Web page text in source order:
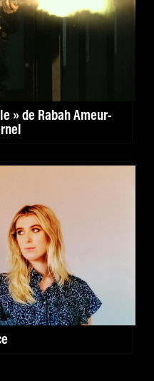
» de Rabah Ameur-